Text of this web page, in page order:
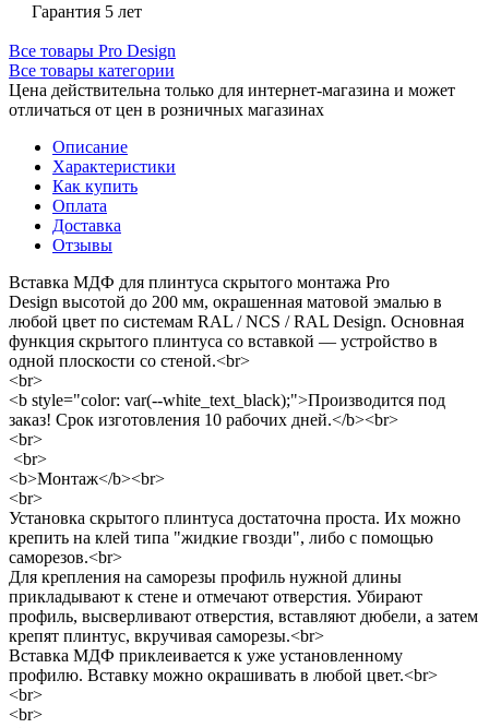
Гарантия 5 лет
Все товары Pro Design
Все товары категории
Цена действительна только для интернет-магазина и может
отличаться от цен в розничных магазинах
Описание
Характеристики
Как купить
Оплата
Доставка
Отзывы
Вставка МДФ для плинтуса скрытого монтажа Pro
Design высотой до 200 мм, окрашенная матовой эмалью в
любой цвет по системам RAL / NCS / RAL Design. Основная
функция скрытого плинтуса со вставкой — устройство в
одной плоскости со стеной.<br>
<br>
<b style="color: var(--white_text_black);">Производится под
заказ! Срок изготовления 10 рабочих дней.</b><br>
<br>
<br>
<b>Монтаж</b><br>
<br>
Установка скрытого плинтуса достаточна проста. Их можно
крепить на клей типа "жидкие гвозди", либо с помощью
саморезов.<br>
Для крепления на саморезы профиль нужной длины
прикладывают к стене и отмечают отверстия. Убирают
профиль, высверливают отверстия, вставляют дюбели, а затем
крепят плинтус, вкручивая саморезы.<br>
Вставка МДФ приклеивается к уже установленному
профилю. Вставку можно окрашивать в любой цвет.<br>
<br>
<br>